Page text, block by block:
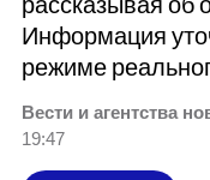
Информация
режиме
Вести и агентства
19:47